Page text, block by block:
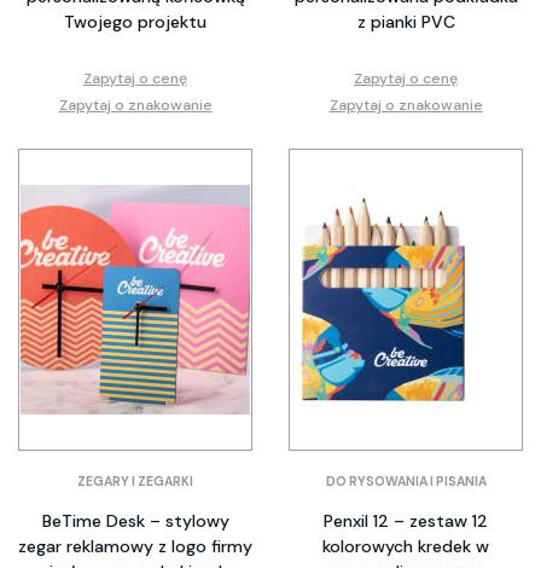
Twojego projektu
Zapytaj o cenę
Zapytaj o znakowanie
z pianki PVC
Zapytaj o cenę
Zapytaj o znakowanie
ZEGARY I ZEGARKI
BeTime Desk – stylowy
zegar reklamowy z logo firmy
DO RYSOWANIA I PISANIA
Penxil 12 – zestaw 12
kolorowych kredek w